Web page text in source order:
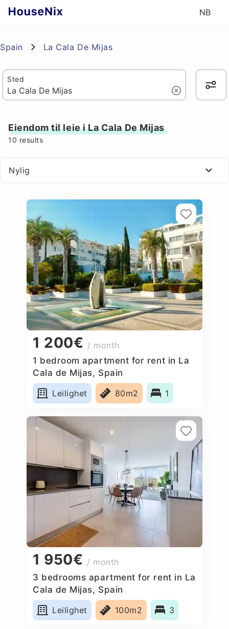
NB
Spain La Cala De Mijas
Sted
Eiendom til leie i La Cala De Mijas
10 results
Nylig
1 200€ / month
1 bedroom apartment for rent in La
Cala de Mijas, Spain
Leilighet
80m2 1
1 950€ / month
3 bedrooms apartment for rent in La
Cala de Mijas, Spain
Leilighet
100m2 3